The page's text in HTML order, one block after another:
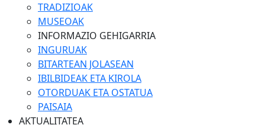
TRADIZIOAK
MUSEOAK
INFORMAZIO GEHIGARRIA
INGURUAK
BITARTEAN JOLASEAN
IBILBIDEAK ETA KIROLA
OTORDUAK ETA OSTATUA
PAISAIA
AKTUALITATEA